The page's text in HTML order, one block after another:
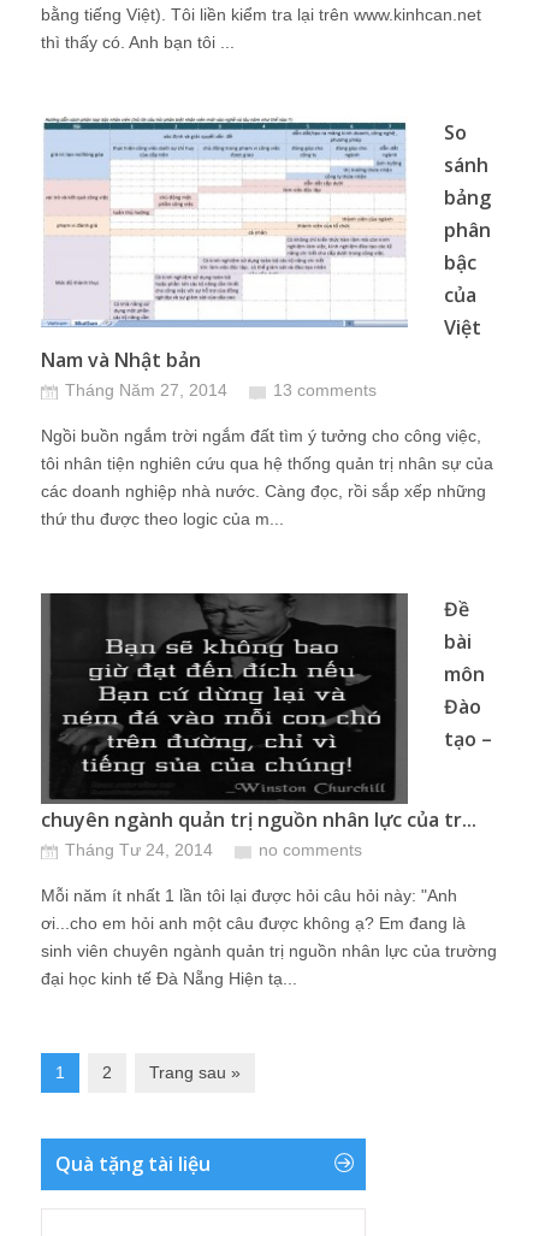
bằng tiếng Việt). Tôi liền kiểm tra lại trên www.kinhcan.net
thì thấy có. Anh bạn tôi ...
So
sánh
bảng
phân
bậc
của
Việt
Nam và Nhật bản
Tháng Năm 27, 2014 13 comments
Ngồi buồn ngắm trời ngắm đất tìm ý tưởng cho công việc,
tôi nhân tiện nghiên cứu qua hệ thống quản trị nhân sự của
các doanh nghiệp nhà nước. Càng đọc, rồi sắp xếp những
thứ thu được theo logic của m...
Đề
bài
môn
Đào
tạo –
chuyên ngành quản trị nguồn nhân lực của tr...
Tháng Tư 24, 2014 no comments
Mỗi năm ít nhất 1 lần tôi lại được hỏi câu hỏi này: "Anh
ơi...cho em hỏi anh một câu được không ạ? Em đang là
sinh viên chuyên ngành quản trị nguồn nhân lực của trường
đại học kinh tế Đà Nẵng Hiện tạ...
1 2 Trang sau »
Quà tặng tài liệu